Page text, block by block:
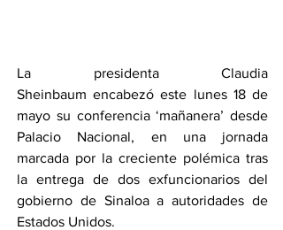
La presidenta Claudia
Sheinbaum encabezó este lunes 18 de
mayo su conferencia ‘mañanera’ desde
Palacio Nacional, en una jornada
marcada por la creciente polémica tras
la entrega de dos exfuncionarios del
gobierno de Sinaloa a autoridades de
Estados Unidos.